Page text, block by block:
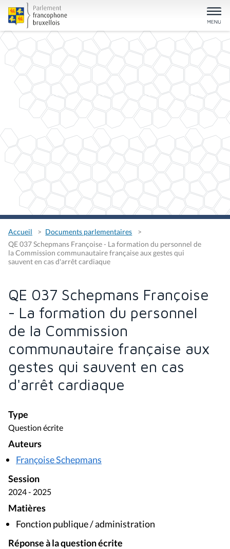
Accueil
Documents parlementaires
QE 037 Schepmans Françoise - La formation du personnel de
la Commission communautaire française aux gestes qui
sauvent en cas d'arrêt cardiaque
QE 037 Schepmans Françoise
- La formation du personnel
de la Commission
communautaire française aux
gestes qui sauvent en cas
d'arrêt cardiaque
Type
Question écrite
Auteurs
Françoise Schepmans
Session
2024 - 2025
Matières
Fonction publique / administration
Réponse à la question écrite